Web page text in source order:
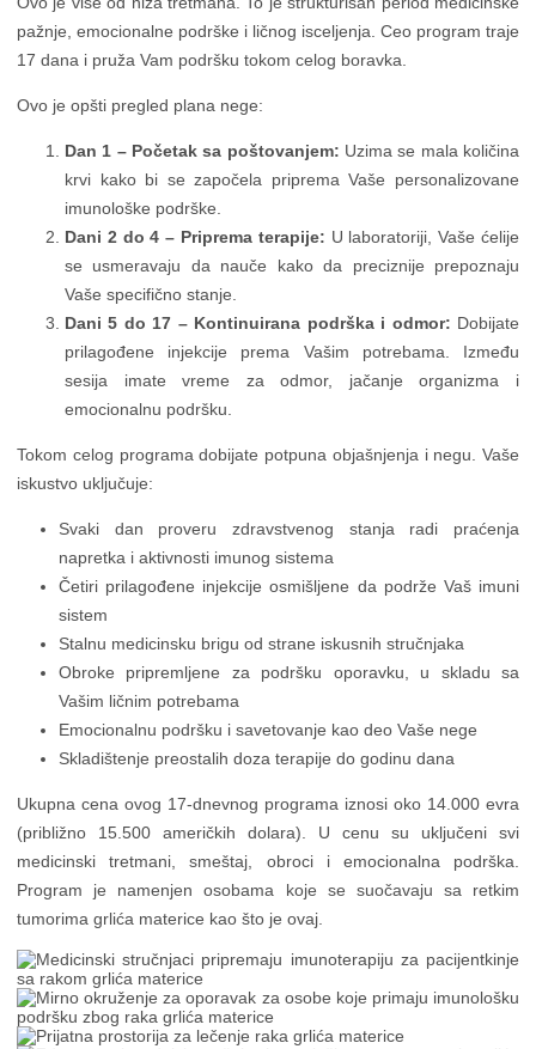
pažnje, emocionalne podrške i ličnog isceljenja. Ceo program traje
17 dana i pruža Vam podršku tokom celog boravka.
Ovo je opšti pregled plana nege:
Dan 1 – Početak sa poštovanjem: Uzima se mala količina
krvi kako bi se započela priprema Vaše personalizovane
imunološke podrške.
Dani 2 do 4 – Priprema terapije: U laboratoriji, Vaše ćelije
se usmeravaju da nauče kako da preciznije prepoznaju
Vaše specifično stanje.
Dani 5 do 17 – Kontinuirana podrška i odmor: Dobijate
prilagođene injekcije prema Vašim potrebama. Između
sesija imate vreme za odmor, jačanje organizma i
emocionalnu podršku.
Tokom celog programa dobijate potpuna objašnjenja i negu. Vaše
iskustvo uključuje:
Svaki dan proveru zdravstvenog stanja radi praćenja
napretka i aktivnosti imunog sistema
Četiri prilagođene injekcije osmišljene da podrže Vaš imuni
sistem
Stalnu medicinsku brigu od strane iskusnih stručnjaka
Obroke pripremljene za podršku oporavku, u skladu sa
Vašim ličnim potrebama
Emocionalnu podršku i savetovanje kao deo Vaše nege
Skladištenje preostalih doza terapije do godinu dana
Ukupna cena ovog 17-dnevnog programa iznosi oko 14.000 evra
(približno 15.500 američkih dolara). U cenu su uključeni svi
medicinski tretmani, smeštaj, obroci i emocionalna podrška.
Program je namenjen osobama koje se suočavaju sa retkim
tumorima grlića materice kao što je ovaj.